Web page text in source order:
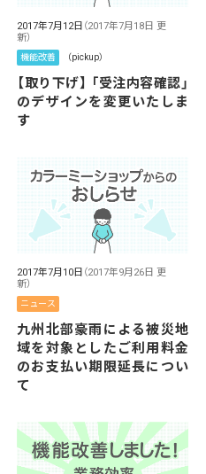
2017年7月12日 （2017年7月18日 更
新）
機能改善 （pickup）
【取り下げ】 「受注内容確認」
のデザインを変更いたしま
す
2017年7月10日 （2017年9月26日 更
新）
ニュース
九州北部豪雨による被災地
域を対象としたご利用料金
のお支払い期限延長につい
て